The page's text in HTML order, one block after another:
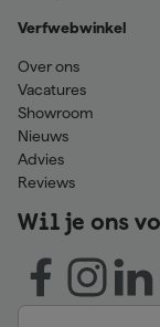
Verfwebwinkel
Over ons
Vacatures
Showroom
Nieuws
Advies
Reviews
Wil je ons